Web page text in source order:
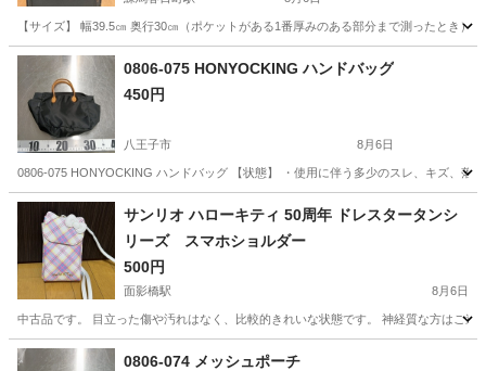
【サイズ】 幅39.5㎝ 奥行30㎝（ポケットがある1番厚みのある部分まで測ったとき
東京 練馬区
0806-075 HONYOCKING ハンドバッグ
450円
八王子市 8月6日
0806-075 HONYOCKING ハンドバッグ 【状態】 ・使用に伴う多少のスレ、キズ、
東京 八王子市 バッグ
サンリオ ハローキティ 50周年 ドレスタータンシ
リーズ スマホショルダー
500円
面影橋駅 8月6日
中古品です。 目立った傷や汚れはなく、比較的きれいな状態です。 神経質な方はご
東京 新宿区
0806-074 メッシュポーチ